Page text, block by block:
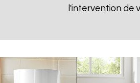
l'intervention de